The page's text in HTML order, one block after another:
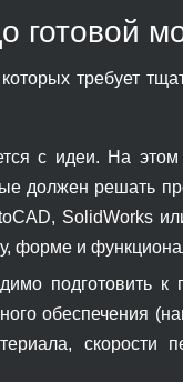
готовой
требует
с идеи. На
должен решать
SolidWorks
форме и
подготовить к
обеспечения
скорости